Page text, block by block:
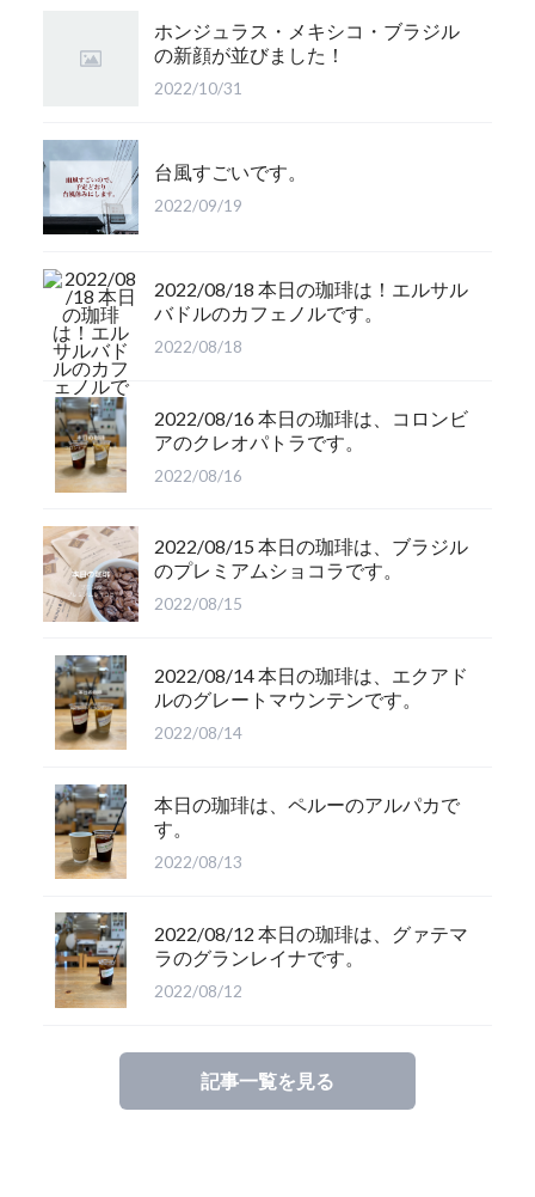
ホンジュラス・メキシコ・ブラジル
の新顔が並びました！
2022/10/31
台風すごいです。
2022/09/19
2022/08/18 本日の珈琲は！エルサル
バドルのカフェノルです。
2022/08/18
2022/08/16 本日の珈琲は、コロンビ
アのクレオパトラです。
2022/08/16
2022/08/15 本日の珈琲は、ブラジル
のプレミアムショコラです。
2022/08/15
2022/08/14 本日の珈琲は、エクアド
ルのグレートマウンテンです。
2022/08/14
本日の珈琲は、ペルーのアルパカで
す。
2022/08/13
2022/08/12 本日の珈琲は、グァテマ
ラのグランレイナです。
2022/08/12
記事一覧を見る